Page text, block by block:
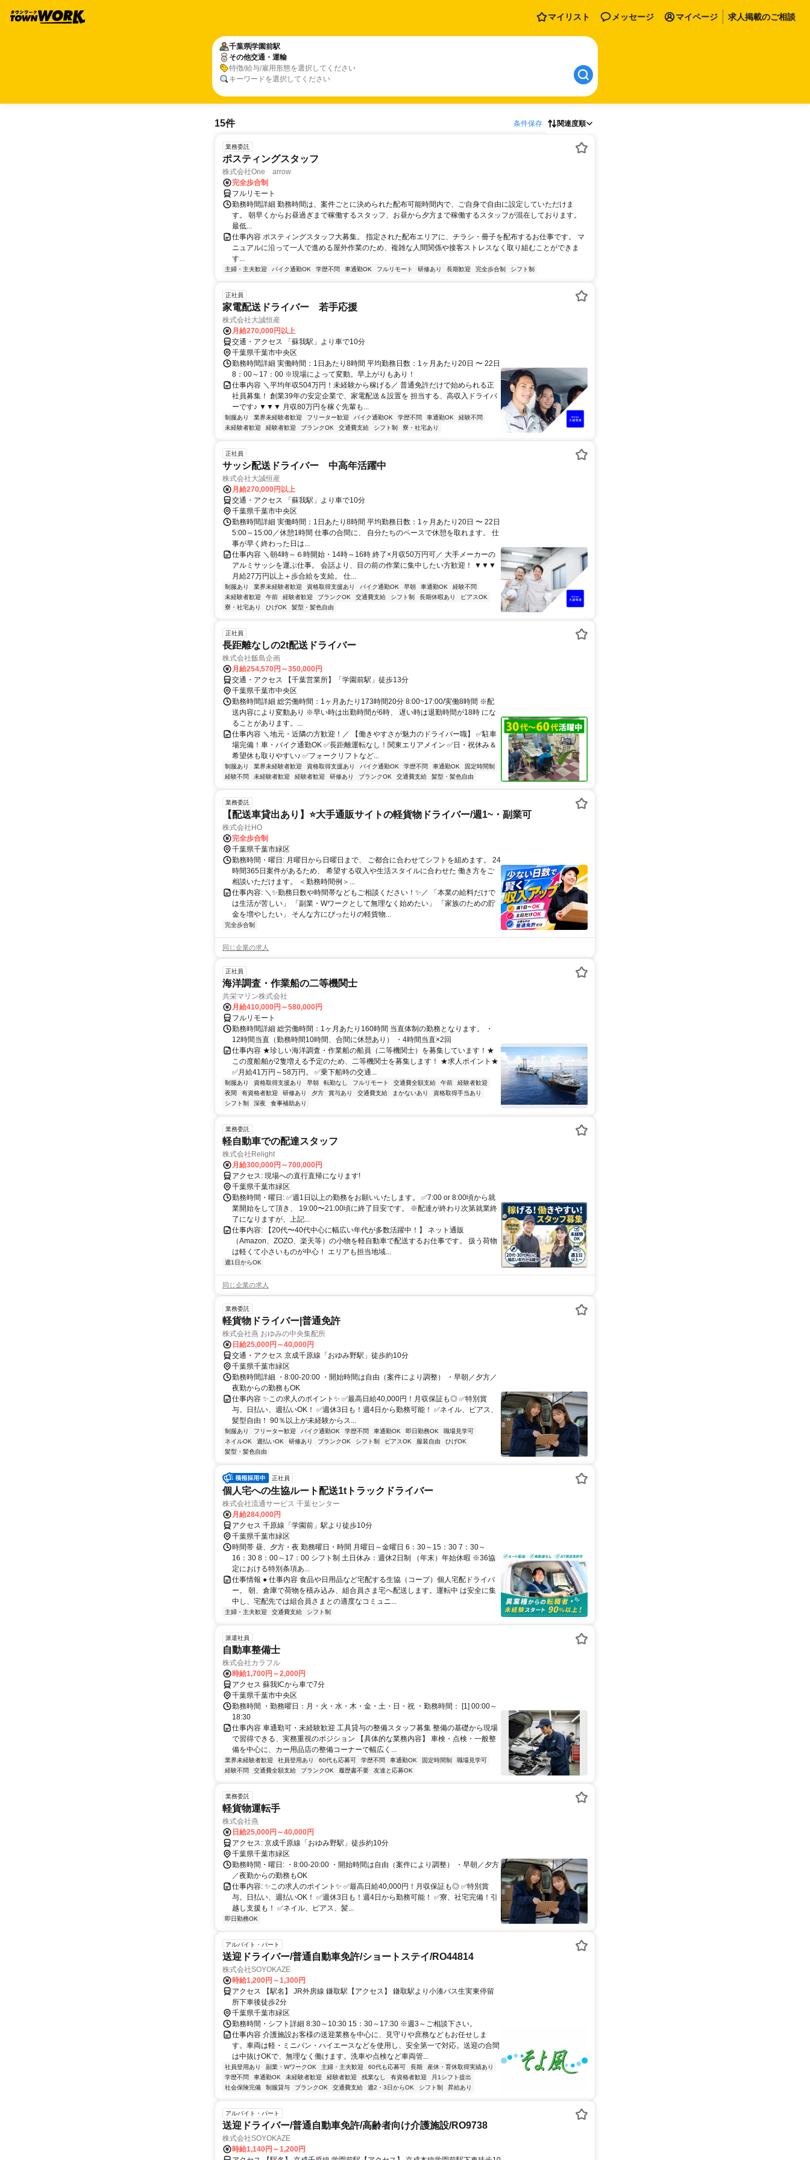
マイリスト メッセージ マイページ 求人掲載のご相談
千葉県学園前駅
その他交通・運輸
特徴/給与/雇用形態を選択してください
キーワードを選択してください
15件 条件保存 関連度順
業務委託
ポスティングスタッフ
株式会社One arrow
完全歩合制
フルリモート
勤務時間詳細 勤務時間は、案件ごとに決められた配布可能時間内で、ご自身で自由に設定していただけま
す。 朝早くからお昼過ぎまで稼働するスタッフ、お昼から夕方まで稼働するスタッフが混在しております。
最低...
仕事内容 ポスティングスタッフ大募集。 指定された配布エリアに、チラシ・冊子を配布するお仕事です。 マ
ニュアルに沿って一人で進める屋外作業のため、複雑な人間関係や接客ストレスなく取り組むことができま
す...
主婦・主夫歓迎 バイク通勤OK 学歴不問 車通勤OK フルリモート 研修あり 長期歓迎 完全歩合制 シフト制
正社員
家電配送ドライバー 若手応援
株式会社大誠恒産
月給270,000円以上
交通・アクセス 「蘇我駅」より車で10分
千葉県千葉市中央区
勤務時間詳細 実働時間：1日あたり8時間 平均勤務日数：1ヶ月あたり20日 〜 22日
8：00～17：00 ※現場によって変動。早上がりもあり！
仕事内容 ＼平均年収504万円！未経験から稼げる／ 普通免許だけで始められる正
社員募集！ 創業39年の安定企業で、家電配送＆設置を 担当する、高収入ドライバ
ーです♪ ▼▼▼ 月収80万円を稼ぐ先輩も...
制服あり 業界未経験者歓迎 フリーター歓迎 バイク通勤OK 学歴不問 車通勤OK
経験不問
未経験者歓迎
経験者歓迎 ブランクOK 交通費支給 シフト制 寮・社宅あり
正社員
サッシ配送ドライバー 中高年活躍中
株式会社大誠恒産
月給270,000円以上
交通・アクセス 「蘇我駅」より車で10分
千葉県千葉市中央区
勤務時間詳細 実働時間：1日あたり8時間 平均勤務日数：1ヶ月あたり20日 〜 22日
5:00～15:00／休憩1時間 仕事の合間に、 自分たちのペースで休憩を取れます。 仕
事が早く終わった日は...
仕事内容 ＼朝4時～６時開始・14時～16時 終了×月収50万円可／ 大手メーカーの
アルミサッシを運ぶ仕事。 会話より、目の前の作業に集中したい方歓迎！ ▼▼▼
月給27万円以上＋歩合給を支給。 仕...
制服あり 業界未経験者歓迎 資格取得支援あり バイク通勤OK 早朝 車通勤OK
経験不問
未経験者歓迎
午前 経験者歓迎 ブランクOK 交通費支給 シフト制 長期休暇あり
ピアスOK
寮・社宅あり
ひげOK 髪型・髪色自由
正社員
長距離なしの2t配送ドライバー
株式会社飯島企画
月給254,570円～350,000円
交通・アクセス 【千葉営業所】「学園前駅」徒歩13分
千葉県千葉市中央区
勤務時間詳細 総労働時間：1ヶ月あたり173時間20分 8:00~17:00/実働8時間 ※配
送内容により変動あり ※早い時は出勤時間が6時、 遅い時は退勤時間が18時 にな
ることがあります。...
仕事内容 ＼地元・近隣の方歓迎！／ 【働きやすさが魅力のドライバー職】 ✅駐車
場完備！車・バイク通勤OK ✅長距離運転なし！関東エリアメイン ✅日・祝休み＆
希望休も取りやすい♪ ✅フォークリフトなど...
制服あり 業界未経験者歓迎 資格取得支援あり バイク通勤OK 学歴不問 車通勤OK
固定時間制
経験不問
未経験者歓迎 経験者歓迎 研修あり ブランクOK 交通費支給 髪型・髪色自由
業務委託
【配送車貸出あり】⭐大手通販サイトの軽貨物ドライバー/週1~・副業可
株式会社HO
完全歩合制
千葉県千葉市緑区
勤務時間・曜日: 月曜日から日曜日まで、 ご都合に合わせてシフトを組めます。 24
時間365日案件があるため、 希望する収入や生活スタイルに合わせた 働き方をご
相談いただけます。 ＜勤務時間例＞...
仕事内容: ＼✨勤務日数や時間帯などもご相談ください！✨／ 「本業の給料だけで
は生活が苦しい」 「副業・Wワークとして無理なく始めたい」 「家族のための貯
金を増やしたい」 そんな方にぴったりの軽貨物...
完全歩合制
同じ企業の求人
正社員
海洋調査・作業船の二等機関士
共栄マリン株式会社
月給410,000円～580,000円
フルリモート
勤務時間詳細 総労働時間：1ヶ月あたり160時間 当直体制の勤務となります。 ・
12時間当直（勤務時間10時間、合間に休憩あり） ・4時間当直×2回
仕事内容 ★珍しい海洋調査・作業船の船員（二等機関士）を募集しています！★
この度船舶が2隻増える予定のため、二等機関士を募集します！ ★求人ポイント★
✅月給41万円～58万円。 ✅乗下船時の交通...
制服あり 資格取得支援あり 早朝 転勤なし フルリモート 交通費全額支給 午前
経験者歓迎
夜間
有資格者歓迎 研修あり 夕方 賞与あり 交通費支給 まかないあり
資格取得手当あり
シフト制
深夜 食事補助あり
業務委託
軽自動車での配達スタッフ
株式会社Relight
月給300,000円～700,000円
アクセス: 現場への直行直帰になります!
千葉県千葉市緑区
勤務時間・曜日: ✅週1日以上の勤務をお願いいたします。 ✅7:00 or 8:00頃から就
業開始をして頂き、 19:00〜21:00頃に終了目安です。 ※配達が終わり次第就業終
了になりますが、上記...
仕事内容: 【20代〜40代中心に幅広い年代が多数活躍中！】 ネット通販
（Amazon、ZOZO、楽天等）の小物を軽自動車で配送するお仕事です。 扱う荷物
は軽くて小さいものが中心！ エリアも担当地域...
週1日からOK
同じ企業の求人
業務委託
軽貨物ドライバー|普通免許
株式会社燕 おゆみの中央集配所
日給25,000円～40,000円
交通・アクセス 京成千原線「おゆみ野駅」徒歩約10分
千葉県千葉市緑区
勤務時間詳細 ・8:00-20:00 ・開始時間は自由（案件により調整） ・早朝／夕方／
夜勤からの勤務もOK
仕事内容 ✨この求人のポイント✨ ✅最高日給40,000円！月収保証も◎ ✅特別賞
与。日払い、週払いOK！ ✅週休3日も！週4日から勤務可能！ ✅ネイル、ピアス、
髪型自由！ 90％以上が未経験からス...
制服あり フリーター歓迎 バイク通勤OK 学歴不問 車通勤OK 即日勤務OK
職場見学可
ネイルOK
週払いOK 研修あり ブランクOK シフト制 ピアスOK 服装自由
ひげOK
髪型・髪色自由
正社員
個人宅への生協ルート配送1tトラックドライバー
株式会社流通サービス 千葉センター
月給284,000円
アクセス 千原線「学園前」駅より徒歩10分
千葉県千葉市緑区
時間帯 昼、夕方・夜 勤務曜日・時間 月曜日～金曜日 6：30～15：30 7：30～
16：30 8：00～17：00 シフト制 土日休み：週休2日制 （年末）年始休暇 ※36協
定における特別条項あ...
仕事情報 ● 仕事内容 食品や日用品など宅配する生協（コープ）個人宅配ドライバ
ー。 朝、倉庫で荷物を積み込み、組合員さま宅へ配送します。運転中 は安全に集
中し、宅配先では組合員さまとの適度なコミュニ...
主婦・主夫歓迎 交通費支給 シフト制
派遣社員
自動車整備士
株式会社カラフル
時給1,700円～2,000円
アクセス 蘇我ICから車で7分
千葉県千葉市中央区
勤務時間 ・勤務曜日：月・火・水・木・金・土・日・祝 ・勤務時間： [1] 00:00～
18:30
仕事内容 車通勤可・未経験歓迎 工具貸与の整備スタッフ募集 整備の基礎から現場
で習得できる、実務重視のポジション 【具体的な業務内容】 車検・点検・一般整
備を中心に、カー用品店の整備コーナーで幅広く...
業界未経験者歓迎 社員登用あり 60代も応募可 学歴不問 車通勤OK 固定時間制
職場見学可
経験不問
交通費全額支給 ブランクOK 履歴書不要 友達と応募OK
業務委託
軽貨物運転手
株式会社燕
日給25,000円～40,000円
アクセス: 京成千原線「おゆみ野駅」徒歩約10分
千葉県千葉市緑区
勤務時間・曜日: ・8:00-20:00 ・開始時間は自由（案件により調整） ・早朝／夕方
／夜勤からの勤務もOK
仕事内容: ✨この求人のポイント✨ ✅最高日給40,000円！月収保証も◎ ✅特別賞
与。日払い、週払いOK！ ✅週休3日も！週4日から勤務可能！ ✅寮、社宅完備！引
越し支援も！ ✅ネイル、ピアス、髪...
即日勤務OK
アルバイト・パート
送迎ドライバー/普通自動車免許/ショートステイ/RO44814
株式会社SOYOKAZE
時給1,200円～1,300円
アクセス 【駅名】 JR外房線 鎌取駅【アクセス】 鎌取駅より小湊バス生実東停留
所下車後徒歩2分
千葉県千葉市緑区
勤務時間・シフト詳細 8:30～10:30 15：30～17:30 ※週3～ご相談下さい。
仕事内容 介護施設お客様の送迎業務を中心に、見守りや庶務などもお任せしま
す。車両は軽・ミニバン・ハイエースなどを使用し、安全第一で対応。送迎の合間
は中抜けOKで、無理なく働けます。洗車や点検など車両管...
社員登用あり 副業・WワークOK 主婦・主夫歓迎 60代も応募可 長期
産休・育休取得実績あり
学歴不問
車通勤OK 未経験者歓迎 経験者歓迎 残業なし 有資格者歓迎
月1シフト提出
社会保険完備
制服貸与 ブランクOK 交通費支給 週2・3日からOK シフト制 昇給あり
アルバイト・パート
送迎ドライバー/普通自動車免許/高齢者向け介護施設/RO9738
株式会社SOYOKAZE
時給1,140円～1,200円